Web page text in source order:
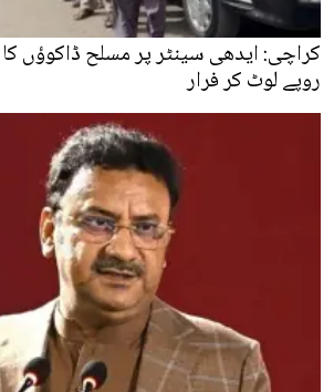
روپے لوٹ کر فرار